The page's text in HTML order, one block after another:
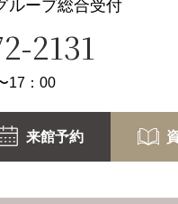
ループ総合受付
2131
17：00
来館予約